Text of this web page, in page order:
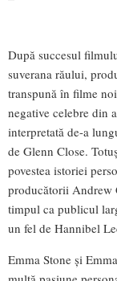
După succesul
suverana răului,
transpună în filme
negative celebre din
interpretată de-a
de Glenn Close.
povestea istoriei
producătorii Andrew
timpul ca publicul
un fel de Hannibel
Emma Stone și